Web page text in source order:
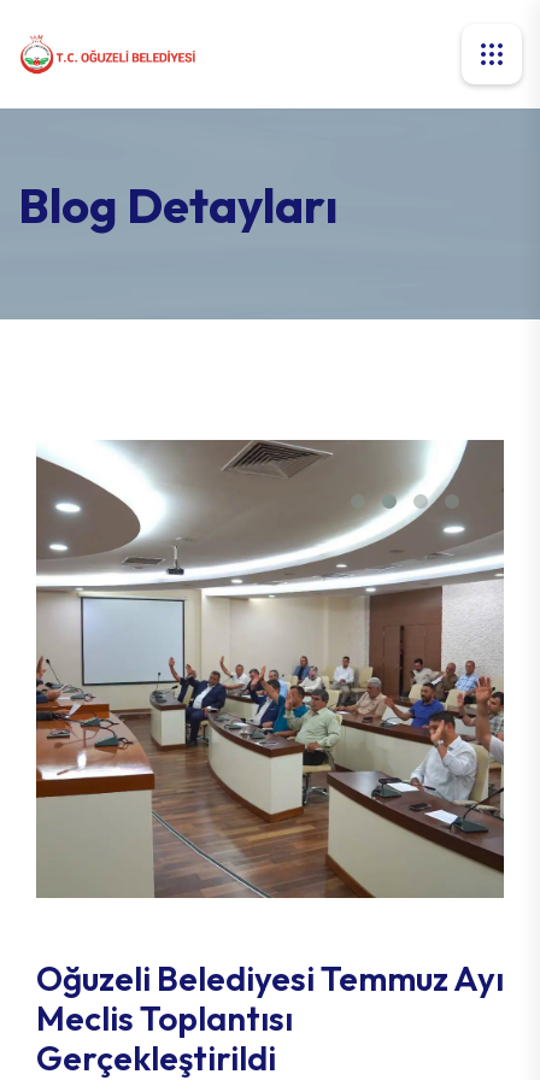
Blog Detayları
Oğuzeli Belediyesi Temmuz Ayı
Meclis Toplantısı
Gerçekleştirildi